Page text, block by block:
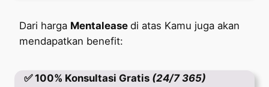
Dari harga Mentalease di atas Kamu juga akan
mendapatkan benefit:
✅ 100% Konsultasi Gratis (24/7 365)